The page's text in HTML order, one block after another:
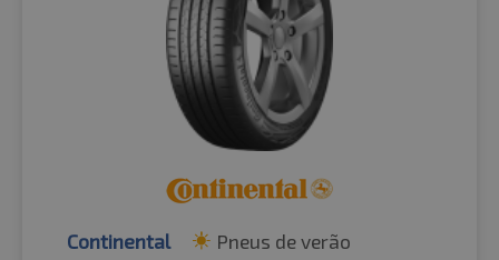
Continental Pneus de verão